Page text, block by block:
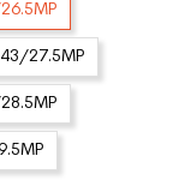
43/27.5MP